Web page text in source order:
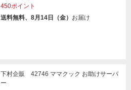
450ポイント
送料無料、8月14日（金） お届け
下村企販 42746 ママクック お助けサーバ
ー